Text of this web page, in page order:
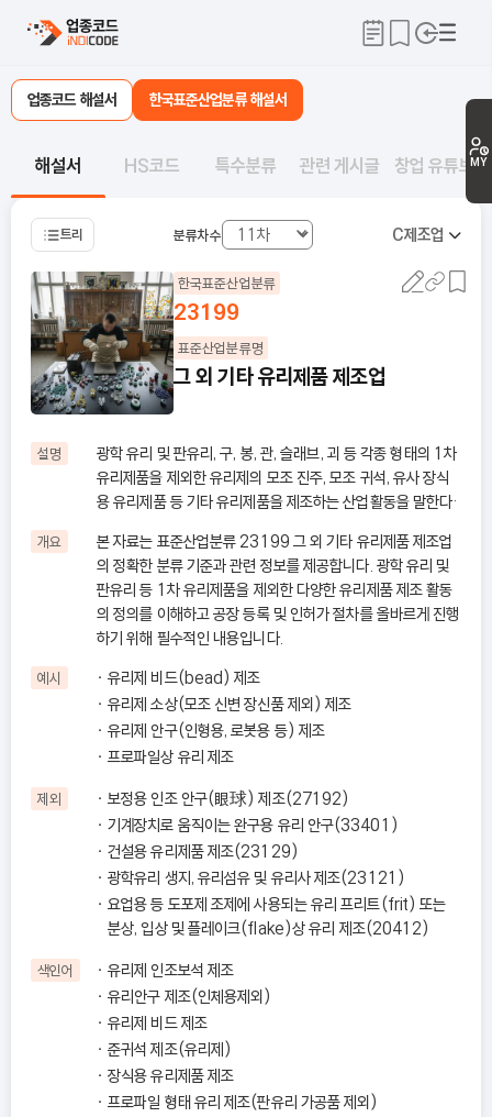
MY
업종코드 해설서 한국표준산업분류 해설서
해설서 HS코드 특수분류 관련 게시글 창업 유튜브
트리 분류차수 C제조업
한국표준산업분류
23199
표준산업분류명
그 외 기타 유리제품 제조업
설명
광학 유리 및 판유리, 구, 봉, 관, 슬래브, 괴 등 각종 형태의 1차
유리제품을 제외한 유리제의 모조 진주, 모조 귀석, 유사 장식
용 유리제품 등 기타 유리제품을 제조하는 산업활동을 말한다·
개요
본 자료는 표준산업분류 23199 그 외 기타 유리제품 제조업
의 정확한 분류 기준과 관련 정보를 제공합니다. 광학 유리 및
판유리 등 1차 유리제품을 제외한 다양한 유리제품 제조 활동
의 정의를 이해하고 공장 등록 및 인허가 절차를 올바르게 진행
하기 위해 필수적인 내용입니다.
예시
유리제 비드(bead) 제조
유리제 소상(모조 신변 장신품 제외) 제조
유리제 안구(인형용, 로봇용 등) 제조
프로파일상 유리 제조
제외
보정용 인조 안구(眼球) 제조(27192)
기계장치로 움직이는 완구용 유리 안구(33401)
건설용 유리제품 제조(23129)
광학유리 생지, 유리섬유 및 유리사 제조(23121)
요업용 등 도포제 조제에 사용되는 유리 프리트(frit) 또는
분상, 입상 및 플레이크(flake)상 유리 제조(20412)
색인어
유리제 인조보석 제조
유리안구 제조(인체용제외)
유리제 비드 제조
준귀석 제조(유리제)
장식용 유리제품 제조
프로파일 형태 유리 제조(판유리 가공품 제외)